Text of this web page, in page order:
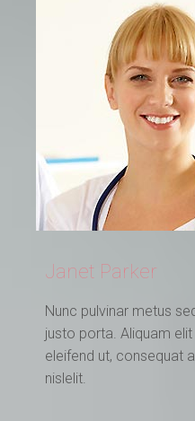
Janet Parker
Nunc pulvinar metus
justo porta. Aliquam
eleifend ut, consequat
nislelit.